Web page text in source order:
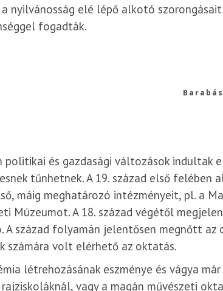
nyilvánosság elé lépő alkotó
fogadták.
politikai és gazdasági változások indultak
tűnhetnek. A 19. század első felében
máig meghatározó intézményeit, pl. a
Múzeumot. A 18. század végétől
A század folyamán jelentősen megnőtt az
számára volt elérhető az oktatás.
létrehozásának eszménye és vágya
vagy a magán művészeti